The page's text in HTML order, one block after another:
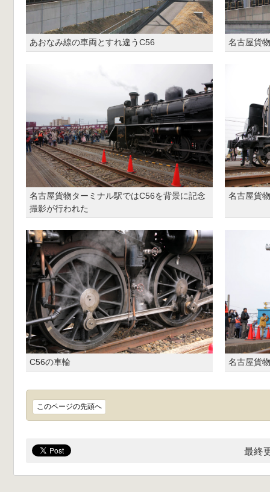
あおなみ線の車両とすれ違うC56 名古屋貨
名古屋貨物ターミナル駅ではC56を背景に記念
撮影が行われた
名古屋貨
C56の車輪 名古屋貨
このページの先頭へ
最終